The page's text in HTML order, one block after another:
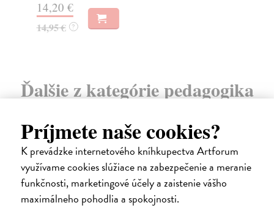
Príjmete naše cookies?
K prevádzke internetového kníhkupectva Artforum
využívame cookies slúžiace na zabezpečenie a meranie
funkčnosti, marketingové účely a zaistenie vášho
maximálneho pohodlia a spokojnosti.
14,20 €
14,95 € ?
Ďalšie z kategórie pedagogika
na sklade